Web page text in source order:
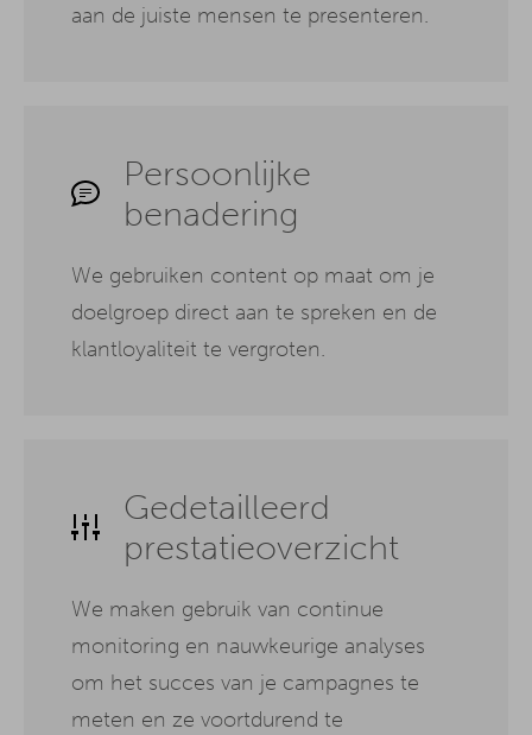
aan de juiste mensen te presenteren.
Persoonlijke
benadering
We gebruiken content op maat om je
doelgroep direct aan te spreken en de
klantloyaliteit te vergroten.
Gedetailleerd
prestatieoverzicht
We maken gebruik van continue
monitoring en nauwkeurige analyses
om het succes van je campagnes te
meten en ze voortdurend te